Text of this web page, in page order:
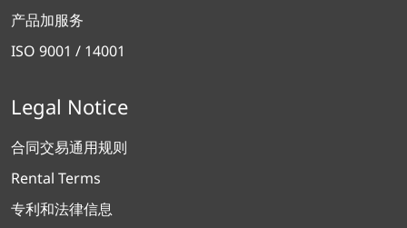
产品加服务
ISO 9001 / 14001
Legal Notice
合同交易通用规则
Rental Terms
专利和法律信息